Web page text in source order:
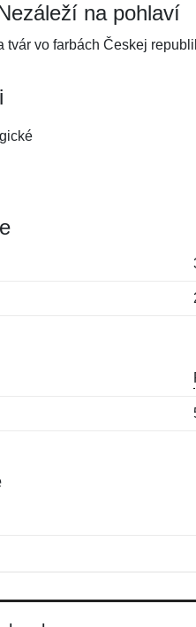
na pohlaví
tvár vo farbách Českej